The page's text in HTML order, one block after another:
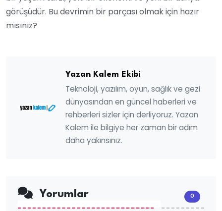
görüşüdür. Bu devrimin bir parçası olmak için hazır
mısınız?
Yazan Kalem Ekibi
Teknoloji, yazılım, oyun, sağlık ve gezi
dünyasından en güncel haberleri ve
rehberleri sizler için derliyoruz. Yazan
Kalem ile bilgiye her zaman bir adım
daha yakınsınız.
Yorumlar 0